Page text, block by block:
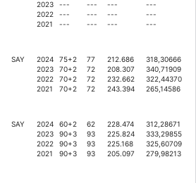
2023
2022
2021
---
---
---
---
---
---
---
---
---
---
---
---
SAY
2024
2023
2022
2021
75+2
70+2
70+2
70+2
77
72
72
72
212.686
208.307
232.662
243.394
318,30666
340,71909
322,44370
265,14586
SAY
2024
2023
2022
2021
60+2
90+3
90+3
90+3
62
93
93
93
228.474
225.824
225.168
205.097
312,28671
333,29855
325,60709
279,98213